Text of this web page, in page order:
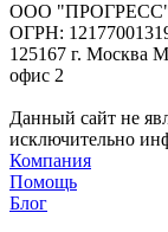
ООО
ОГРН:
125167 г. Москва
офис 2
Данный сайт не
исключительно
Компания
Помощь
Блог